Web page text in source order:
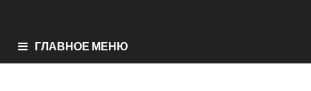
ГЛАВНОЕ МЕНЮ